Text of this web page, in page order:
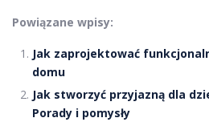
Powiązane wpisy:
Jak zaprojektować
domu
Jak stworzyć przyjazną dla
Porady i pomysły